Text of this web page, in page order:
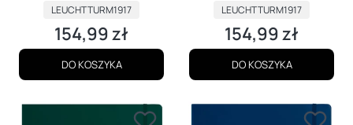
PRODUCENT
LEUCHTTURM1917
Cena
154,99 zł
DO KOSZYKA
PRODUCENT
LEUCHTTURM1917
Cena
154,99 zł
DO KOSZYKA